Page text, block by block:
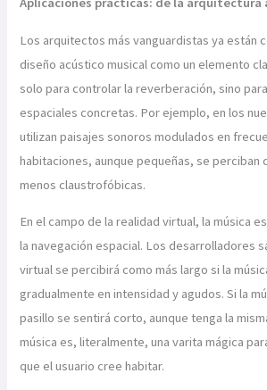
Los arquitectos más vanguardistas ya están
diseño acústico musical como un elemento
solo para controlar la reverberación, sino
espaciales concretas. Por ejemplo, en los
utilizan paisajes sonoros modulados en
habitaciones, aunque pequeñas, se perciban
menos claustrofóbicas.
En el campo de la realidad virtual, la música
la navegación espacial. Los desarrolladores
virtual se percibirá como más largo si la
gradualmente en intensidad y agudos. Si la
pasillo se sentirá corto, aunque tenga la
música es, literalmente, una varita mágica
que el usuario cree habitar.